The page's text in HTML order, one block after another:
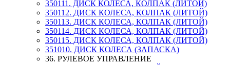
350111. ДИСК КОЛЕСА, КОЛПАК (ЛИТОЙ)
350112. ДИСК КОЛЕСА, КОЛПАК (ЛИТОЙ)
350113. ДИСК КОЛЕСА, КОЛПАК (ЛИТОЙ)
350114. ДИСК КОЛЕСА, КОЛПАК (ЛИТОЙ)
350115. ДИСК КОЛЕСА, КОЛПАК (ЛИТОЙ)
351010. ДИСК КОЛЕСА (ЗАПАСКА)
36. РУЛЕВОЕ УПРАВЛЕНИЕ